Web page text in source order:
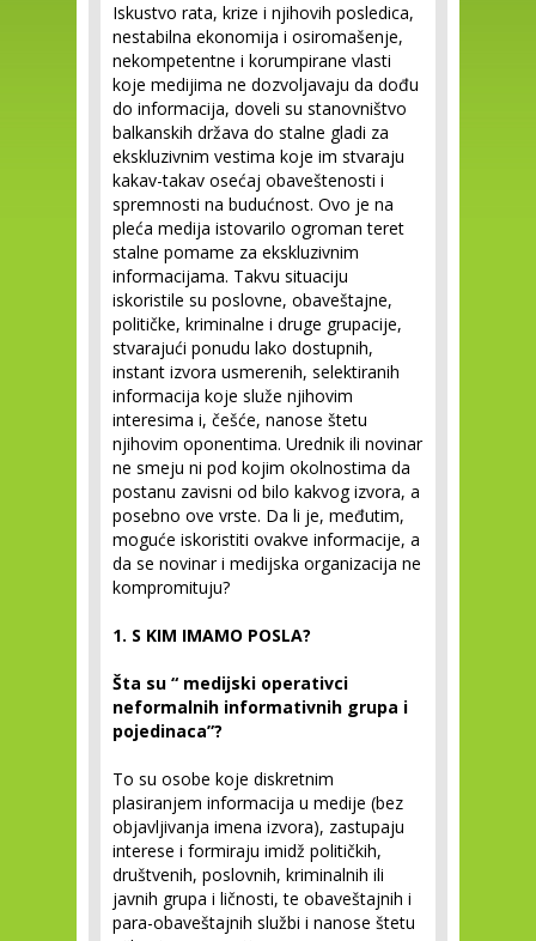
Iskustvo rata, krize i njihovih posledica,
nestabilna ekonomija i osiromašenje,
nekompetentne i korumpirane vlasti
koje medijima ne dozvoljavaju da dođu
do informacija, doveli su stanovništvo
balkanskih država do stalne gladi za
ekskluzivnim vestima koje im stvaraju
kakav-takav osećaj obaveštenosti i
spremnosti na budućnost. Ovo je na
pleća medija istovarilo ogroman teret
stalne pomame za ekskluzivnim
informacijama. Takvu situaciju
iskoristile su poslovne, obaveštajne,
političke, kriminalne i druge grupacije,
stvarajući ponudu lako dostupnih,
instant izvora usmerenih, selektiranih
informacija koje služe njihovim
interesima i, češće, nanose štetu
njihovim oponentima. Urednik ili novinar
ne smeju ni pod kojim okolnostima da
postanu zavisni od bilo kakvog izvora, a
posebno ove vrste. Da li je, međutim,
moguće iskoristiti ovakve informacije, a
da se novinar i medijska organizacija ne
kompromituju?
1. S KIM IMAMO POSLA?
Šta su “ medijski operativci
neformalnih informativnih grupa i
pojedinaca”?
To su osobe koje diskretnim
plasiranjem informacija u medije (bez
objavljivanja imena izvora), zastupaju
interese i formiraju imidž političkih,
društvenih, poslovnih, kriminalnih ili
javnih grupa i ličnosti, te obaveštajnih i
para-obaveštajnih službi i nanose štetu